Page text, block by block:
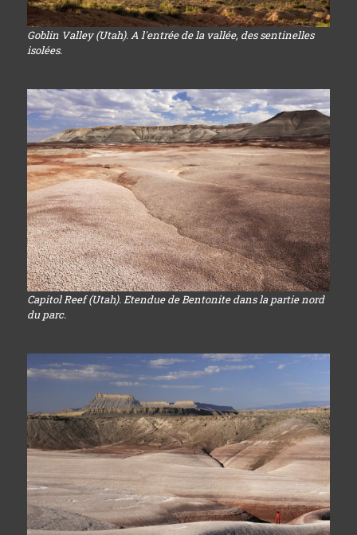
Goblin Valley (Utah). A l'entrée de la vallée, des sentinelles
isolées.
Capitol Reef (Utah). Etendue de Bentonite dans la partie nord
du parc.